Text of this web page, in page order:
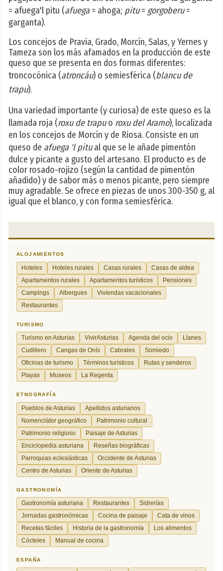
= afuega'l pitu (afuega = ahoga; pitu= gorgoberu=
garganta).
Los concejos de Pravia, Grado, Morcín, Salas, y Yernes y
Tameza son los más afamados en la producción de este
queso que se presenta en dos formas diferentes:
troncocónica (atroncáu) o semiesférica (blancu de
trapu).
Una variedad importante (y curiosa) de este queso es la
llamada roja (roxu de trapuo roxu del Aramo), localizada
en los concejos de Morcín y de Riosa. Consiste en un
queso de afuega 'l pitual que se le añade pimentón
dulce y picante a gusto del artesano. El producto es de
color rosado-rojizo (según la cantidad de pimentón
añadido) y de sabor más o menos picante, pero siempre
muy agradable. Se ofrece en piezas de unos 300-350 g, al
igual que el blanco, y con forma semiesférica.